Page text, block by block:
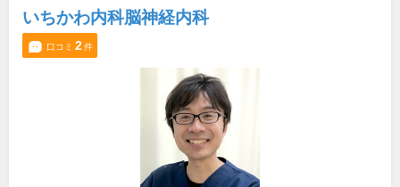
いちかわ内科脳神経内科
口コミ 2件